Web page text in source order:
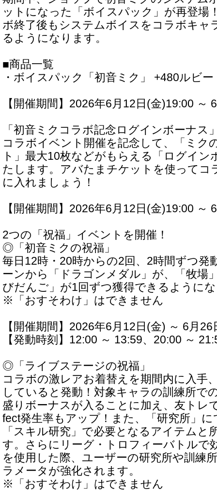
ットになった「ボイスパック」が再登場
ボ終了後もシステムボイスをコラボキャ
るようになります。
■商品一覧
・ボイスパック「初音ミク」 +480ルビ
【開催期間】2026年6月12日(金)19:00 ～
「初音ミクコラボ記念ログインボーナス
コラボイベント開催を記念して、「ミク
ト」最大10枚などがもらえる「ログイン
たします。アバたまチケットを使ってコ
に入れましょう！
【開催期間】2026年6月12日(金)19:00 ～
2つの「祝福」イベントを開催！
◎「初音ミクの祝福」
毎日12時・20時からの2回、2時間ずつ発
ーンから「ドラゴンメダル」が、「牧場
びだんご」が1回ずつ獲得できるように
※「おすそわけ」はできません
【開催期間】2026年6月12日(金) ～ 6月26
【発動時刻】12:00 ～ 13:59、20:00 ～
◎「ライブステージの祝福」
コラボの激レアお着替えを期間内に入手
していると発動！対象キャラの訓練所で
盛りボーナスが入ることに加え、友トレ
fect発生率もアップ！また、「研究所」
「スキル研究」で必要となるアイテムと
す。さらにリーグ・トロフィーバトルで
を使用した際、ユーザーの研究所や訓練
ラメータが強化されます。
※「おすそわけ」はできません